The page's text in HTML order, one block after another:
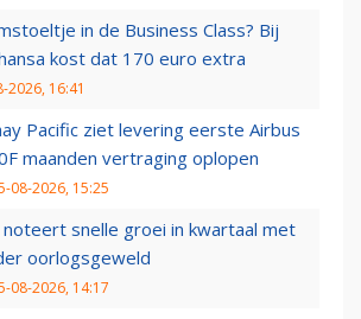
in de Business Class? Bij
kost dat 170 euro extra
2026, 16:41
Pacific ziet levering eerste Airbus
maanden vertraging oplopen
08-2026, 15:25
noteert snelle groei in kwartaal met
oorlogsgeweld
08-2026, 14:17